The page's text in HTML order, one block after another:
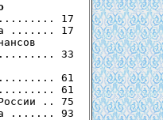
17
....... 17
33
61
61
.. 75
....... 93